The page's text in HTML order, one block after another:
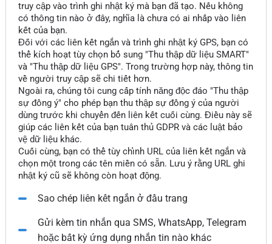
truy cập vào trình ghi nhật ký mà bạn đã tạo. Nếu không
có thông tin nào ở đây, nghĩa là chưa có ai nhấp vào liên
kết của bạn.
Đối với các liên kết ngắn và trình ghi nhật ký GPS, bạn có
thể kích hoạt tùy chọn bổ sung "Thu thập dữ liệu SMART"
và "Thu thập dữ liệu GPS". Trong trường hợp này, thông tin
về người truy cập sẽ chi tiết hơn.
Ngoài ra, chúng tôi cung cấp tính năng độc đáo "Thu thập
sự đồng ý" cho phép bạn thu thập sự đồng ý của người
dùng trước khi chuyển đến liên kết cuối cùng. Điều này sẽ
giúp các liên kết của bạn tuân thủ GDPR và các luật bảo
vệ dữ liệu khác.
Cuối cùng, bạn có thể tùy chỉnh URL của liên kết ngắn và
chọn một trong các tên miền có sẵn. Lưu ý rằng URL ghi
nhật ký cũ sẽ không còn hoạt động.
Sao chép liên kết ngắn ở đầu trang
Gửi kèm tin nhắn qua SMS, WhatsApp, Telegram
hoặc bất kỳ ứng dụng nhắn tin nào khác